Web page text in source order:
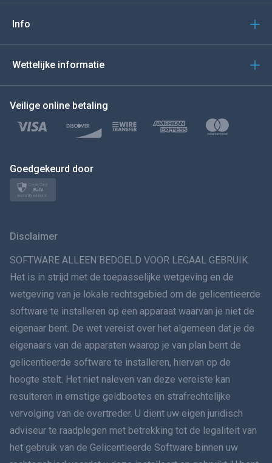
Türkçe
Polski
日本
VERSPREIDINGทย
Dansk
हिंदी
עברית
Română
Ελληνικά
Info
Wettelijke informatie
Veilige online betaling
Goedgekeurd door
Disclaimer
SOFTWARE ALLEEN BEDOELD VOOR LEGAAL GEBRUIK.
Het is in strijd met de toepasselijke wetgeving en de
wetgeving van je lokale rechtsgebied om de gelicentieerde
software te installeren op een apparaat waarvan je niet de
eigenaar bent. De wet vereist over het algemeen dat je de
eigenaars van de apparaten waarop je van plan bent de
gelicentieerde software te installeren, hiervan op de
hoogte stelt. Het niet naleven van deze vereiste kan
resulteren in ernstige geldboetes en strafrechtelijke
vervolging van de overtreder. U dient uw eigen juridisch
adviseur te raadplegen met betrekking tot de legaliteit van
het gebruik van de Gelicentieerde Software binnen uw